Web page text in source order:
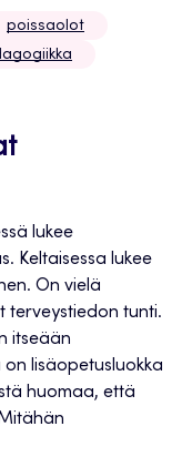
poissaolot
lukee
Keltaisessa lukee
. On vielä
terveystiedon tunti.
itseään
on lisäopetusluokka
huomaa, että